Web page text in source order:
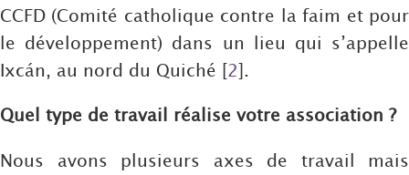
CCFD (Comité catholique contre la faim et pour
le développement) dans un lieu qui s’appelle
Ixcán, au nord du Quiché [2].
Quel type de travail réalise votre association ?
Nous avons plusieurs axes de travail mais